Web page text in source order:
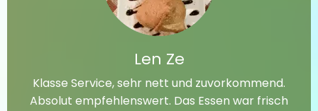
Len Ze
Klasse Service, sehr nett und zuvorkommend.
Absolut empfehlenswert. Das Essen war frisch